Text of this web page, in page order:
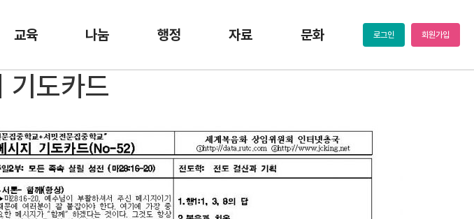
교육 나눔 행정 자료 문화 로그인 회원가입
도카드